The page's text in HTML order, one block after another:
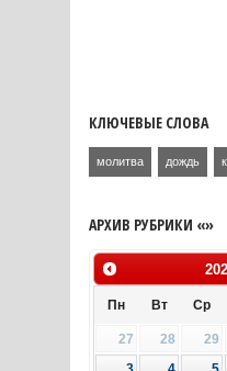
КЛЮЧЕВЫЕ СЛОВА
молитва дождь
АРХИВ РУБРИКИ «»
Пн Вт Ср
27 28 29